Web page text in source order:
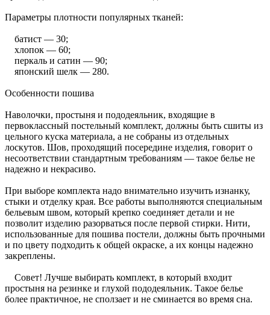
Параметры плотности популярных тканей:
батист — 30;
хлопок — 60;
перкаль и сатин — 90;
японский шелк — 280.
Особенности пошива
Наволочки, простыня и пододеяльник, входящие в
первоклассный постельный комплект, должны быть сшиты из
цельного куска материала, а не собраны из отдельных
лоскутов. Шов, проходящий посередине изделия, говорит о
несоответствии стандартным требованиям — такое белье не
надежно и некрасиво.
При выборе комплекта надо внимательно изучить изнанку,
стыки и отделку края. Все работы выполняются специальным
бельевым швом, который крепко соединяет детали и не
позволит изделию разорваться после первой стирки. Нити,
использованные для пошива постели, должны быть прочными
и по цвету подходить к общей окраске, а их концы надежно
закреплены.
Совет! Лучше выбирать комплект, в который входит
простыня на резинке и глухой пододеяльник. Такое белье
более практичное, не сползает и не сминается во время сна.